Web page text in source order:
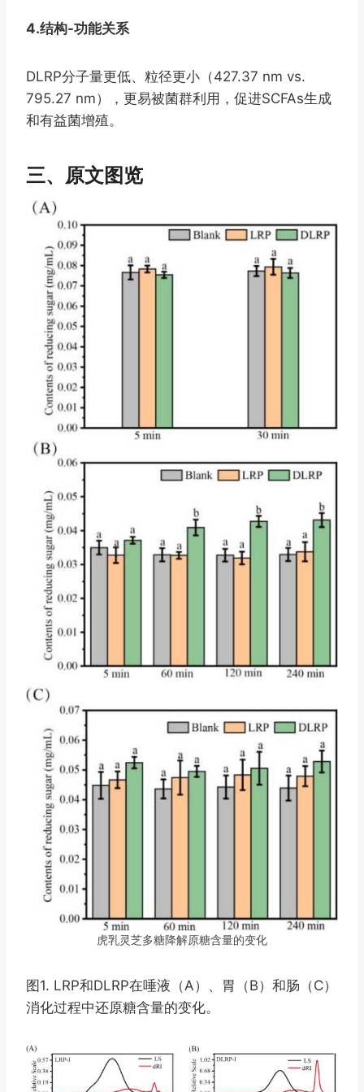
4.结构-功能关系
DLRP分子量更低、粒径更小（427.37 nm vs.
795.27 nm），更易被菌群利用，促进SCFAs生成
和有益菌增殖。
三、原文图览
虎乳灵芝多糖降解原糖含量的变化
图1. LRP和DLRP在唾液（A）、胃（B）和肠（C）
消化过程中还原糖含量的变化。